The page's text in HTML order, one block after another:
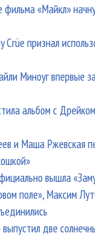
«Майкл»
Crüe признал
Миноуг впервые
альбом с
и Маша Ржевская
вышла
поле», Максим
две